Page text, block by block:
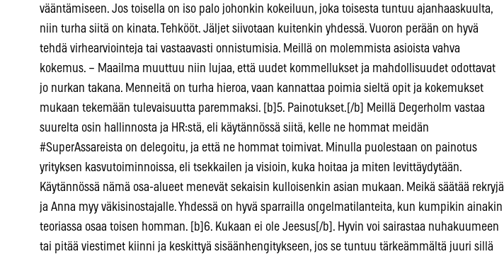
vääntämiseen. Jos toisella on iso palo johonkin kokeiluun, joka toisesta tuntuu ajanhaaskuulta,
niin turha siitä on kinata. Tehkööt. Jäljet siivotaan kuitenkin yhdessä. Vuoron perään on hyvä
tehdä virhearviointeja tai vastaavasti onnistumisia. Meillä on molemmista asioista vahva
kokemus. – Maailma muuttuu niin lujaa, että uudet kommellukset ja mahdollisuudet odottavat
jo nurkan takana. Menneitä on turha hieroa, vaan kannattaa poimia sieltä opit ja kokemukset
mukaan tekemään tulevaisuutta paremmaksi. [b]5. Painotukset.[/b] Meillä Degerholm vastaa
suurelta osin hallinnosta ja HR:stä, eli käytännössä siitä, kelle ne hommat meidän
#SuperAssareista on delegoitu, ja että ne hommat toimivat. Minulla puolestaan on painotus
yrityksen kasvutoiminnoissa, eli tsekkailen ja visioin, kuka hoitaa ja miten levittäydytään.
Käytännössä nämä osa-alueet menevät sekaisin kulloisenkin asian mukaan. Meikä säätää rekryjä
ja Anna myy väkisinostajalle. Yhdessä on hyvä sparrailla ongelmatilanteita, kun kumpikin ainakin
teoriassa osaa toisen homman. [b]6. Kukaan ei ole Jeesus[/b]. Hyvin voi sairastaa nuhakuumeen
tai pitää viestimet kiinni ja keskittyä sisäänhengitykseen, jos se tuntuu tärkeämmältä juuri sillä